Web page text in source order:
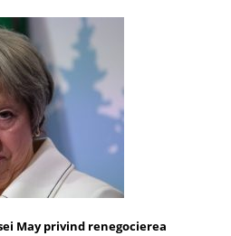
May privind renegocierea